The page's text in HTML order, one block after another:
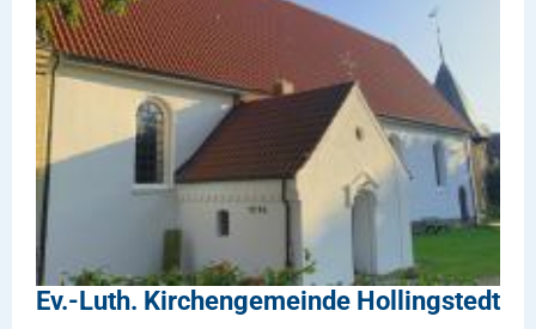
Ev.-Luth. Kirchengemeinde Hollingstedt